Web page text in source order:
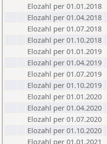
Elozahl per 01.01.2018
Elozahl per 01.04.2018
Elozahl per 01.07.2018
Elozahl per 01.10.2018
Elozahl per 01.01.2019
Elozahl per 01.04.2019
Elozahl per 01.07.2019
Elozahl per 01.10.2019
Elozahl per 01.01.2020
Elozahl per 01.04.2020
Elozahl per 01.07.2020
Elozahl per 01.10.2020
Elozahl per 01.01.2021